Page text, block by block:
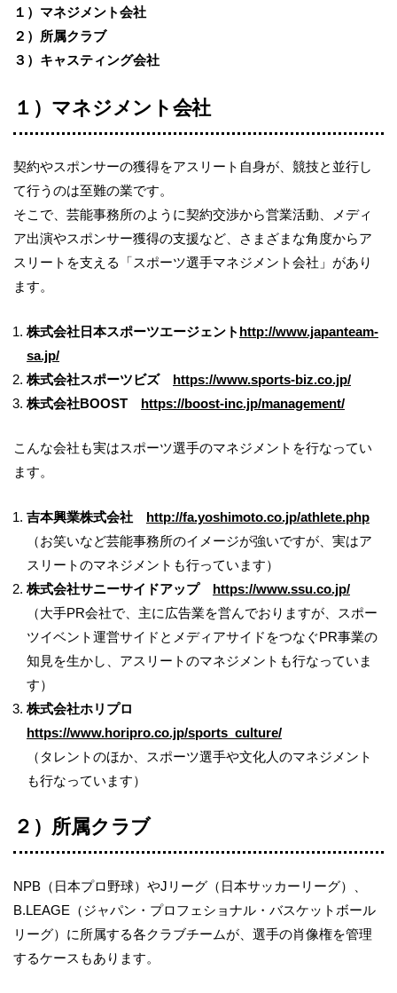
１）マネジメント会社
２）所属クラブ
３）キャスティング会社
１）マネジメント会社
契約やスポンサーの獲得をアスリート自身が、競技と並行し
て行うのは至難の業です。
そこで、芸能事務所のように契約交渉から営業活動、メディ
ア出演やスポンサー獲得の支援など、さまざまな角度からア
スリートを支える「スポーツ選手マネジメント会社」があり
ます。
株式会社日本スポーツエージェント http://www.japanteam-
sa.jp/
株式会社スポーツビズ https://www.sports-biz.co.jp/
株式会社BOOST https://boost-inc.jp/management/
こんな会社も実はスポーツ選手のマネジメントを行なってい
ます。
吉本興業株式会社 http://fa.yoshimoto.co.jp/athlete.php
（お笑いなど芸能事務所のイメージが強いですが、実はア
スリートのマネジメントも行っています）
株式会社サニーサイドアップ https://www.ssu.co.jp/
（大手PR会社で、主に広告業を営んでおりますが、スポー
ツイベント運営サイドとメディアサイドをつなぐPR事業の
知見を生かし、アスリートのマネジメントも行なっていま
す）
株式会社ホリプロ
https://www.horipro.co.jp/sports_culture/
（タレントのほか、スポーツ選手や文化人のマネジメント
も行なっています）
２）所属クラブ
NPB （日本プロ野球）やJ リーグ（日本サッカーリーグ）、
B.LEAGE （ジャパン・プロフェショナル・バスケットボール
リーグ）に所属する各クラブチームが、選手の肖像権を管理
するケースもあります。